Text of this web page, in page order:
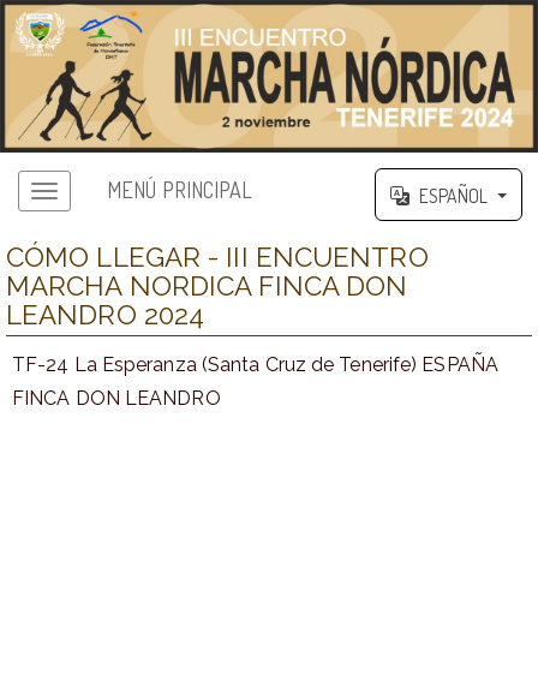
MENÚ PRINCIPAL ESPAÑOL
CÓMO LLEGAR - III ENCUENTRO
MARCHA NORDICA FINCA DON
LEANDRO 2024
TF-24 La Esperanza (Santa Cruz de Tenerife) ESPAÑA
FINCA DON LEANDRO